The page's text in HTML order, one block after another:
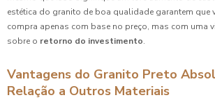
estética do granito de boa qualidade garantem que
compra apenas com base no preço, mas com uma
sobre o retorno do investimento.
Vantagens do Granito Preto
Relação a Outros Materiais